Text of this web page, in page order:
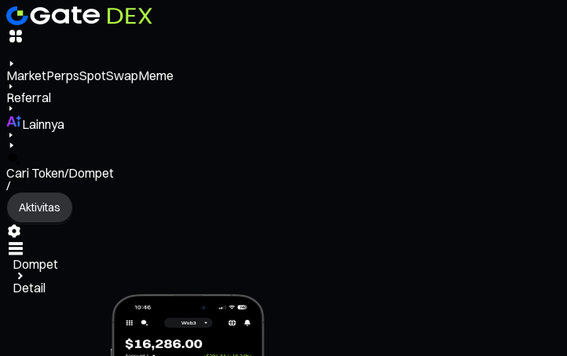
MarketPerpsSpotSwapMeme
Referral
Lainnya
Cari Token/Dompet
/
Aktivitas
Dompet
Detail